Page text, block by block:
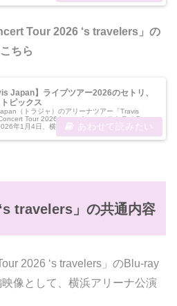
Tour 2026 ‘s travelers」 の
ちら
Japan】ライブツアー2026のセトリ、
ピックス
（トラジャ）のアリーナツアー「Travis
Tour 2026 ’s travelers」（ストラベラー
年1月4日、横浜公演から始まりました。5月
travelers」の共通内容
2026 ‘s travelers」のBlu-ray
像として、横浜アリーナ公演